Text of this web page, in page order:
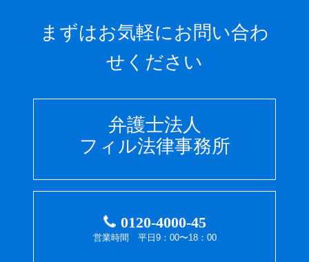
まずはお気軽にお問い合わ
せください
弁護士法人
フィル法律事務所
0120-4000-45
営業時間 平日9：00〜18：00